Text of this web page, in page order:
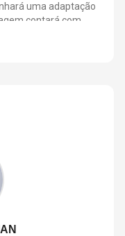
uma adaptação
contará com
de Thalyson
Visconti e letras